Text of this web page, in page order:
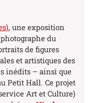
, une exposition
du
de figures
et artistiques des
inédits – ainsi que
Petit Hall. Ce projet
Art et Culture)